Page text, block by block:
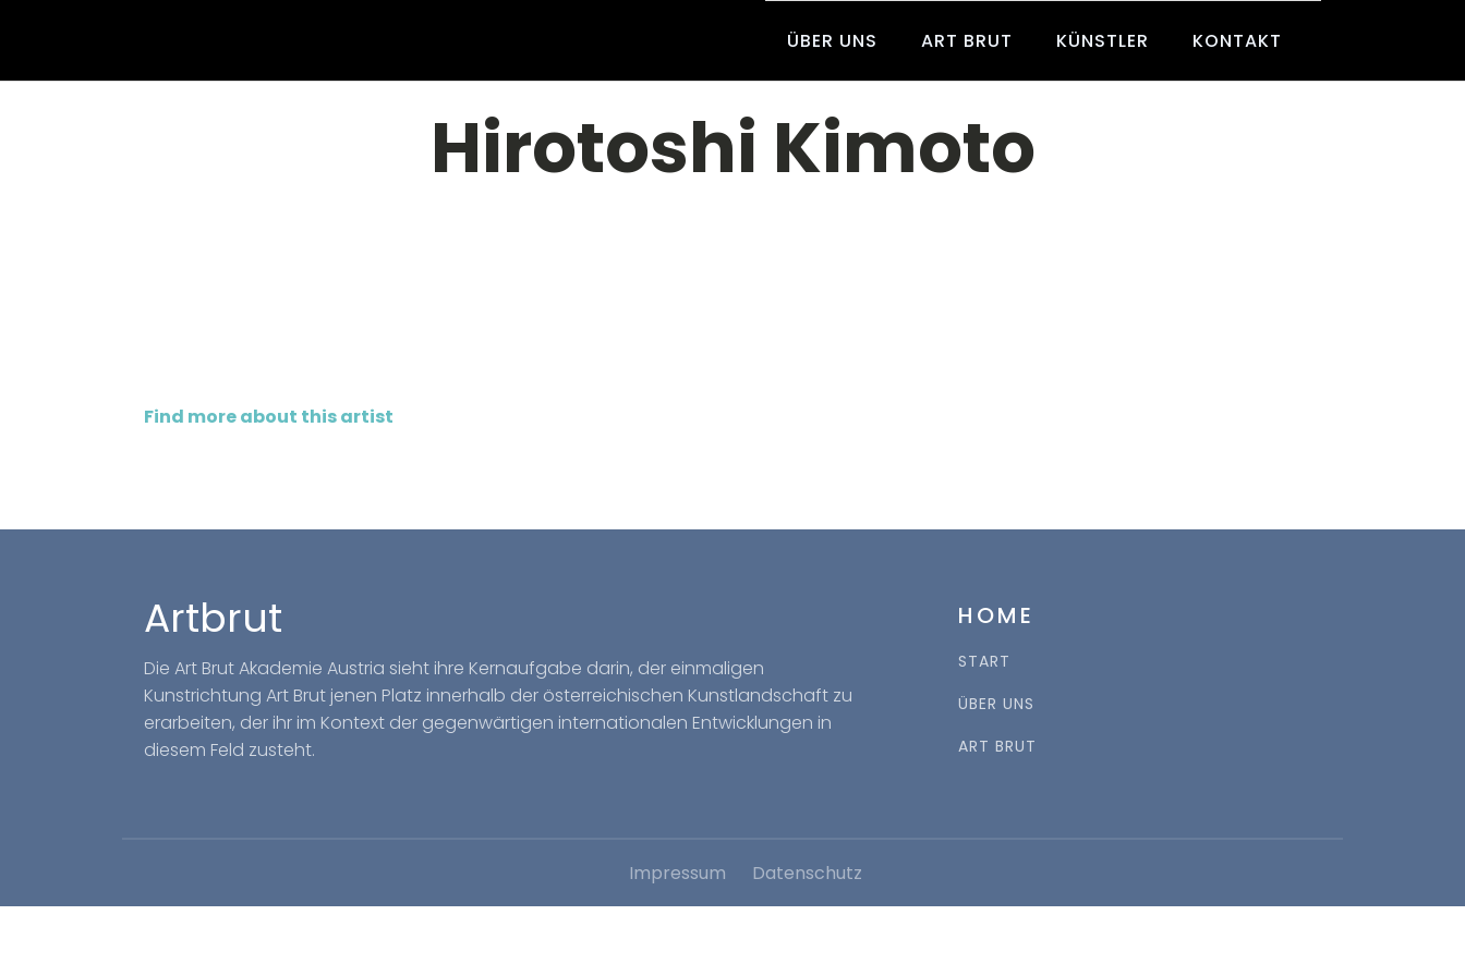
ÜBER UNS ART BRUT KÜNSTLER KONTAKT
Hirotoshi Kimoto
Find more about this artist
Artbrut
Die Art Brut Akademie Austria sieht ihre Kernaufgabe darin, der einmaligen
Kunstrichtung Art Brut jenen Platz innerhalb der österreichischen Kunstlandschaft zu
erarbeiten, der ihr im Kontext der gegenwärtigen internationalen Entwicklungen in
diesem Feld zusteht.
HOME
START
ÜBER UNS
ART BRUT
Impressum Datenschutz